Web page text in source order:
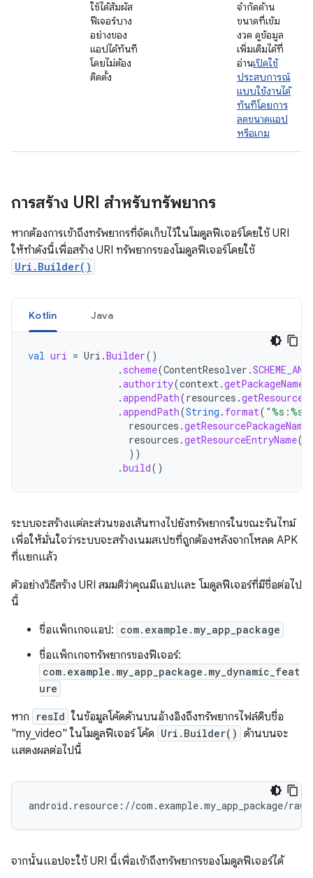
ใช้ได้สัมผัส
ฟีเจอร์บาง
อย่างของ
แอปได้ทันที
โดยไม่ต้อง
ติดตั้ง
จำกัดด้าน
ขนาดที่เข้ม
งวด ดูข้อมูล
เพิ่มเติมได้ที่
อ่านเปิดใช้
ประสบการณ์
แบบใช้งานได้
ทันทีโดยการ
ลดขนาดแอป
หรือเกม
การสร้าง URI สำหรับทรัพยากร
หากต้องการเข้าถึงทรัพยากรที่จัดเก็บไว้ในโมดูลฟีเจอร์โดยใช้ URI
ให้ทำดังนี้เพื่อสร้าง URI ทรัพยากรของโมดูลฟีเจอร์โดยใช้
Uri.Builder()
Kotlin Java
val uri = Uri .Builder()
. scheme(ContentResolver .
.authority(context.getPackageName
.appendPath(resources .
.appendPath(String . format( "%s:%s"
resources .getResourcePackageName
resources .getResourceEntryName(
))
.build()
ระบบจะสร้างแต่ละส่วนของเส้นทางไปยังทรัพยากรในขณะรันไทม์
เพื่อให้มั่นใจว่าระบบจะสร้างเนมสเปซที่ถูกต้องหลังจากโหลด APK
ที่แยกแล้ว
ตัวอย่างวิธีสร้าง URI สมมติว่าคุณมีแอปและ โมดูลฟีเจอร์ที่มีชื่อต่อไป
นี้
ชื่อแพ็กเกจแอป: com.example.my_app_package
ชื่อแพ็กเกจทรัพยากรของฟีเจอร์:
com.example.my_app_package.my_dynamic_feat
ure
หาก resId ในข้อมูลโค้ดด้านบนอ้างอิงถึงทรัพยากรไฟล์ดิบชื่อ
"my_video" ในโมดูลฟีเจอร์ โค้ด Uri.Builder() ด้านบนจะ
แสดงผลต่อไปนี้
จากนั้นแอปจะใช้ URI นี้เพื่อเข้าถึงทรัพยากรของโมดูลฟีเจอร์ได้